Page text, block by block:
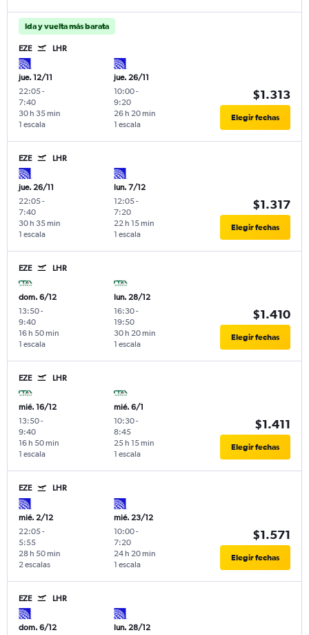
Ida y vuelta más barata
EZE LHR
jue. 12/11
22:05-
7:40
1 escala
30 h 35 min
jue. 26/11
10:00-
9:20
1 escala
26 h 20 min
$1.313
Elegir fechas
EZE LHR
jue. 26/11
22:05-
7:40
1 escala
30 h 35 min
lun. 7/12
12:05-
7:20
1 escala
22 h 15 min
$1.317
Elegir fechas
EZE LHR
dom. 6/12
13:50-
9:40
1 escala
16 h 50 min
lun. 28/12
16:30-
19:50
1 escala
30 h 20 min
$1.410
Elegir fechas
EZE LHR
mié. 16/12
13:50-
9:40
1 escala
16 h 50 min
mié. 6/1
10:30-
8:45
1 escala
25 h 15 min
$1.411
Elegir fechas
EZE LHR
mié. 2/12
22:05-
5:55
2 escalas
28 h 50 min
mié. 23/12
10:00-
7:20
1 escala
24 h 20 min
$1.571
Elegir fechas
EZE LHR
dom. 6/12
lun. 28/12